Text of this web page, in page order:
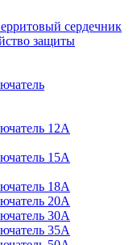
сердечник
защиты
12А
15А
18А
20А
30А
35А